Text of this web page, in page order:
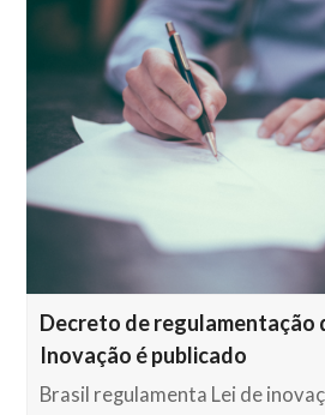
Decreto de regulamentação
Inovação é publicado
Brasil regulamenta Lei de